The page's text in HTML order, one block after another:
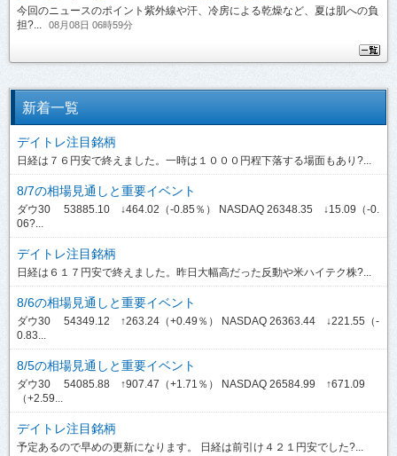
今回のニュースのポイント紫外線や汗、冷房による乾燥など、夏は肌への負
担?...
08月08日 06時59分
新着一覧
デイトレ注目銘柄
日経は７６円安で終えました。一時は１０００円程下落する場面もあり?...
8/7の相場見通しと重要イベント
ダウ30 53885.10 ↓464.02（-0.85％） NASDAQ 26348.35 ↓15.09（-0.
06?...
デイトレ注目銘柄
日経は６１７円安で終えました。昨日大幅高だった反動や米ハイテク株?...
8/6の相場見通しと重要イベント
ダウ30 54349.12 ↑263.24（+0.49％） NASDAQ 26363.44 ↓221.55（-
0.83...
8/5の相場見通しと重要イベント
ダウ30 54085.88 ↑907.47（+1.71％） NASDAQ 26584.99 ↑671.09
（+2.59...
デイトレ注目銘柄
予定あるので早めの更新になります。 日経は前引け４２１円安でした?...